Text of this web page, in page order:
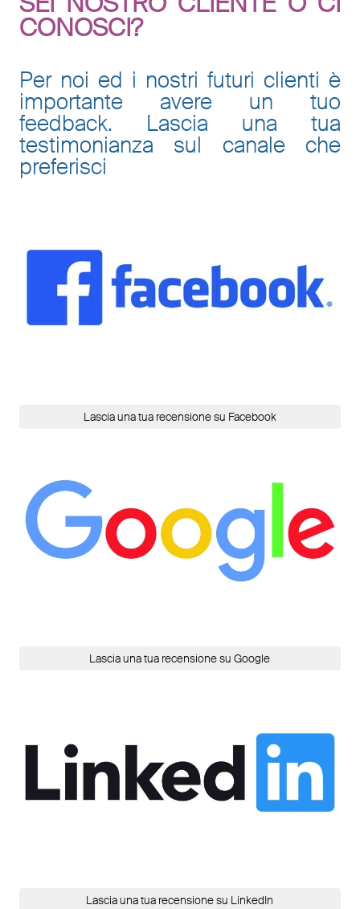
CONOSCI?
Per noi ed i nostri futuri clienti è
importante avere un tuo
feedback. Lascia una tua
testimonianza sul canale che
preferisci
Lascia una tua recensione su Facebook
Lascia una tua recensione su Google
Lascia una tua recensione su LinkedIn